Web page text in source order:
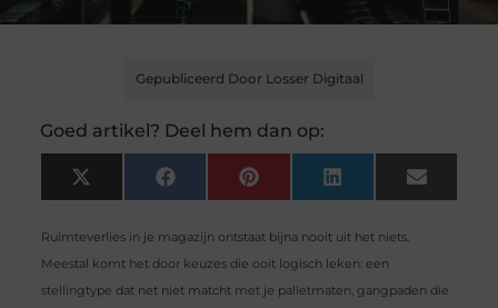
Gepubliceerd Door Losser Digitaal
Goed artikel? Deel hem dan op:
X
(Twitter)
FacebookPinterest LinkedIn Email
Ruimteverlies in je magazijn ontstaat bijna nooit uit het niets.
Meestal komt het door keuzes die ooit logisch leken: een
stellingtype dat net niet matcht met je palletmaten, gangpaden die